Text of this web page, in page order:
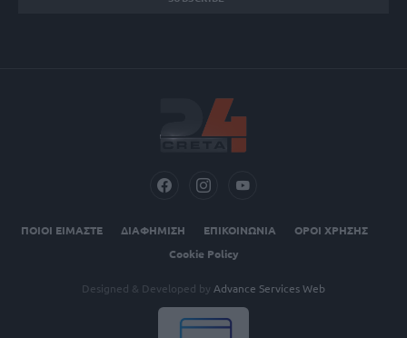
ΠΟΙΟΙ ΕΙΜΑΣΤΕ ΔΙΑΦΗΜΙΣΗ ΕΠΙΚΟΙΝΩΝΙΑ
ΟΡΟΙ ΧΡΗΣΗΣ
Cookie Policy
Designed & Developed by Advance Services Web